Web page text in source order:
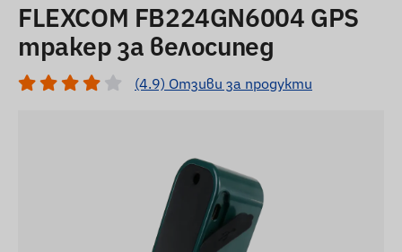
FLEXCOM FB224GN6004 GPS
тракер за велосипед
(4.9) Отзиви за продукти